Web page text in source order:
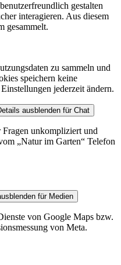
gestalten
interagieren. Aus diesem
gesammelt.
zu sammeln und
speichern keine
jederzeit ändern.
ausblenden für Chat
unkompliziert und
„Natur im Garten“ Telefon
für Medien
von Google Maps bzw.
von Meta.